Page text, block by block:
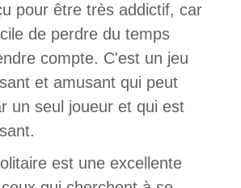
pour être très addictif, car
de perdre du temps
compte. C'est un jeu
et amusant qui peut
un seul joueur et qui est
est une excellente